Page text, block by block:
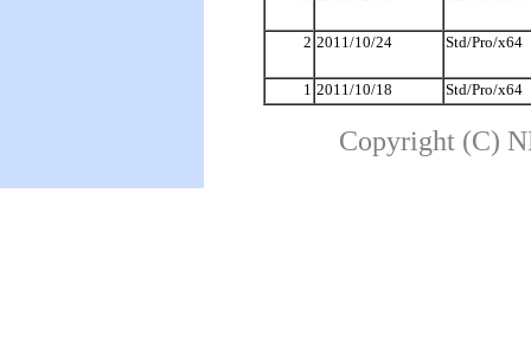
2 2011/10/24 Std/Pro/x64
1 2011/10/18 Std/Pro/x64
Copyright (C)